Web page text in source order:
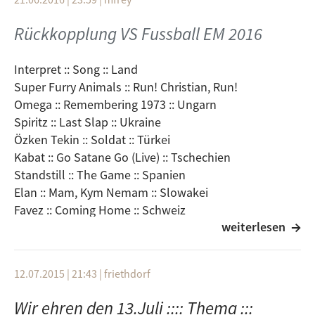
Trudelband
Markus Wiebusch :: Der Tag wird kommen
Laserboys :: Fußball, Fußball (wir spielen Fußball)
Die Deutsche Nationalmannschaft
Fußball ist unser Leben
Dieter Kürten
WM '74 (Teil 2)
Rückkopplung VS Fussball EM 2016
Interpret :: Song :: Land
Super Furry Animals :: Run! Christian, Run!
Omega :: Remembering 1973 :: Ungarn
Spiritz :: Last Slap :: Ukraine
Özken Tekin :: Soldat :: Türkei
Kabat :: Go Satane Go (Live) :: Tschechien
Standstill :: The Game :: Spanien
Elan :: Mam, Kym Nemam :: Slowakei
Favez :: Coming Home :: Schweiz
The (Internatiional) Noise Conspiracy :: Capitalism
Phoenix :: Andri Popa (Live) :: Rumänien
The Legendary Tiger Man (feat. Peaches) :: She´s A
weiterlesen
12.07.2015 | 21:43 | friethdorf
Wir ehren den 13.Juli :::: Thema :::